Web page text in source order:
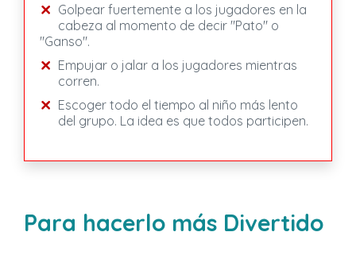
Golpear fuertemente a los jugadores en la
cabeza al momento de decir "Pato" o
"Ganso".
Empujar o jalar a los jugadores mientras
corren.
Escoger todo el tiempo al niño más lento
del grupo. La idea es que todos participen.
Para hacerlo más Divertido